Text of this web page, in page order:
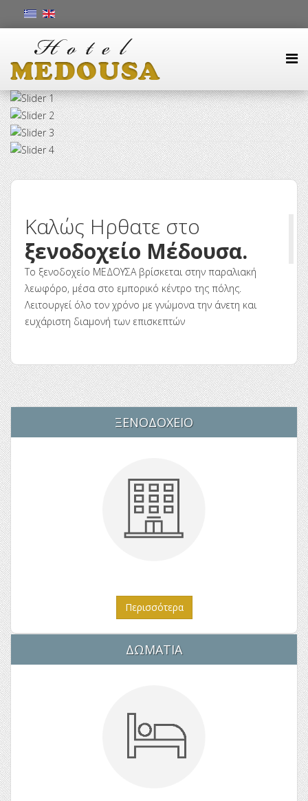
Καλώς Ηρθατε στο
ξενοδοχείο Μέδουσα.
Το ξενοδοχείο ΜΕΔΟΥΣΑ βρίσκεται στην παραλιακή
λεωφόρο, μέσα στο εμπορικό κέντρο της πόλης.
Λειτουργεί όλο τον χρόνο με γνώμονα την άνετη και
ευχάριστη διαμονή των επισκεπτών
ΞΕΝΟΔΟΧΕΙΟ
Περισσότερα
ΔΩΜΑΤΙΑ